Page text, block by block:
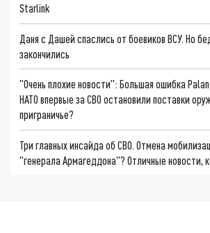
Starlink
Даня с Дашей спаслись от боевиков ВСУ. Но
закончились
"Очень плохие новости": Большая ошибка
НАТО впервые за СВО остановили поставки
приграничье?
Три главных инсайда об СВО. Отмена
"генерала Армагеддона"? Отличные новости,